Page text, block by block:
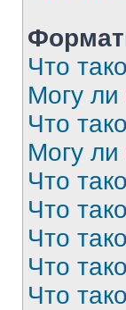
Что
Могу ли
Что
Могу ли
Что
Что
Что
Что
Что